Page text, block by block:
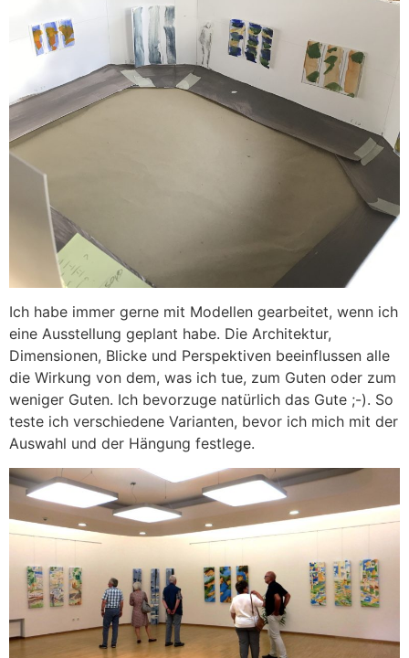
Ich habe immer gerne mit Modellen gearbeitet, wenn ich
eine Ausstellung geplant habe. Die Architektur,
Dimensionen, Blicke und Perspektiven beeinflussen alle
die Wirkung von dem, was ich tue, zum Guten oder zum
weniger Guten. Ich bevorzuge natürlich das Gute ;-). So
teste ich verschiedene Varianten, bevor ich mich mit der
Auswahl und der Hängung festlege.